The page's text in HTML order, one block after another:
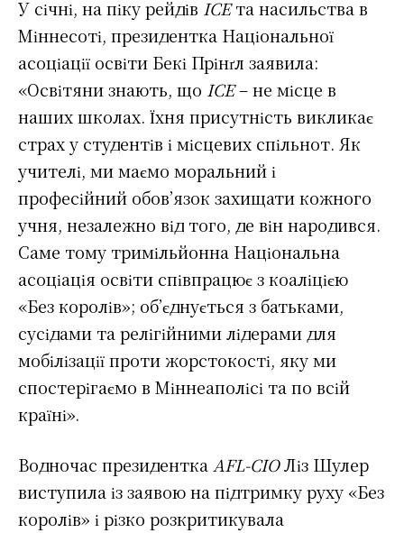
У січні, на піку рейдів ICEта насильства в
Міннесоті, президентка Національної
асоціації освіти Бекі Прінґл заявила:
«Освітяни знають, що ICE– не місце в
наших школах. Їхня присутність викликає
страх у студентів і місцевих спільнот. Як
учителі, ми маємо моральний і
професійний обов’язок захищати кожного
учня, незалежно від того, де він народився.
Саме тому тримільйонна Національна
асоціація освіти співпрацює з коаліцією
«Без королів»; об’єднується з батьками,
сусідами та релігійними лідерами для
мобілізації проти жорстокості, яку ми
спостерігаємо в Міннеаполісі та по всій
країні».
Водночас президенткаAFL-CIOЛіз Шулер
виступила із заявою на підтримку руху «Без
королів» і різко розкритикувала